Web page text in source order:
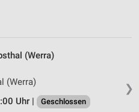
❯
(Werra)
(Werra)
Uhr |
Geschlossen